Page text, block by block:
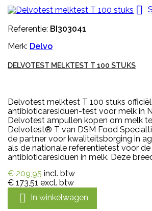

Referentie: BI303041
Merk: Delvo
DELVOTEST MELKTEST T 100 STUKS
Delvotest melktest T 100 stuks
antibioticaresiduen-test voor melk in
Delvotest ampullen kopen om melk
Delvotest® T van DSM Food
de partner voor kwaliteitsborging in
als de nationale referentietest voor
antibioticaresiduen in melk. Deze
€ 209,95 incl. btw
€ 173,51 excl. btw
 In winkelwagen